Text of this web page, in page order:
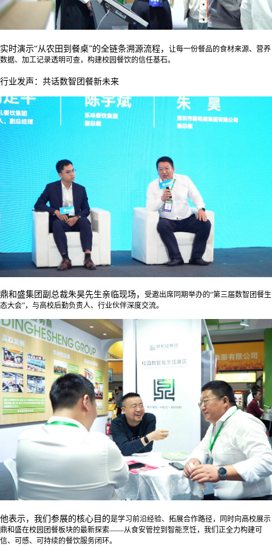
实时演示“从农田到餐桌”的全链条溯源流程， 让每一份餐品的食材来源、营养
数据、加工记录透明可查， 构建校园餐饮的信任基石。
行业发声：共话数智团餐新未来
鼎和盛集团副总裁朱昊先生亲临现场， 受邀出席同期举办的“第三届数智团餐生
态大会”， 与高校后勤负责人、行业伙伴深度交流。
他表示，我们参展的核心目的是学习前沿经验、拓展合作路径，
同时向高校展示
鼎和盛在校园团餐板块的最新探索——从食安管控到智能烹饪， 我们正全力构建可
信、可感、可持续的餐饮服务闭环。